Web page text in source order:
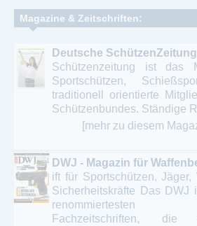
Magazine & Zeitschriften:
Deutsche SchützenZeitung
Schützenzeitung ist das
Sportschützen,
traditionell orientierte
Schützenbundes. Ständige
[mehr zu diesem
DWJ - Magazin für
ift für Sportschützen, Jäger,
Sicherheitskräfte Das DWJ
renommiertesten
Fachzeitschriften,